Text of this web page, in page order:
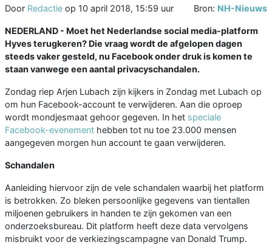
Door Redactie op 10 april 2018, 15:59 uur Bron: NH-Nieuws
NEDERLAND - Moet het Nederlandse social media-platform
Hyves terugkeren? Die vraag wordt de afgelopen dagen
steeds vaker gesteld, nu Facebook onder druk is komen te
staan vanwege een aantal privacyschandalen.
Zondag riep Arjen Lubach zijn kijkers in Zondag met Lubach op
om hun Facebook-account te verwijderen. Aan die oproep
wordt mondjesmaat gehoor gegeven. In het speciale
Facebook-evenement hebben tot nu toe 23.000 mensen
aangegeven morgen hun account te gaan verwijderen.
Schandalen
Aanleiding hiervoor zijn de vele schandalen waarbij het platform
is betrokken. Zo bleken persoonlijke gegevens van tientallen
miljoenen gebruikers in handen te zijn gekomen van een
onderzoeksbureau. Dit platform heeft deze data vervolgens
misbruikt voor de verkiezingscampagne van Donald Trump.